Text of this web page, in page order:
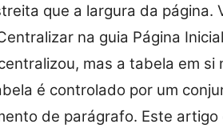
que a largura da
na guia Página
mas a tabela em si
é controlado por um
de parágrafo. Este